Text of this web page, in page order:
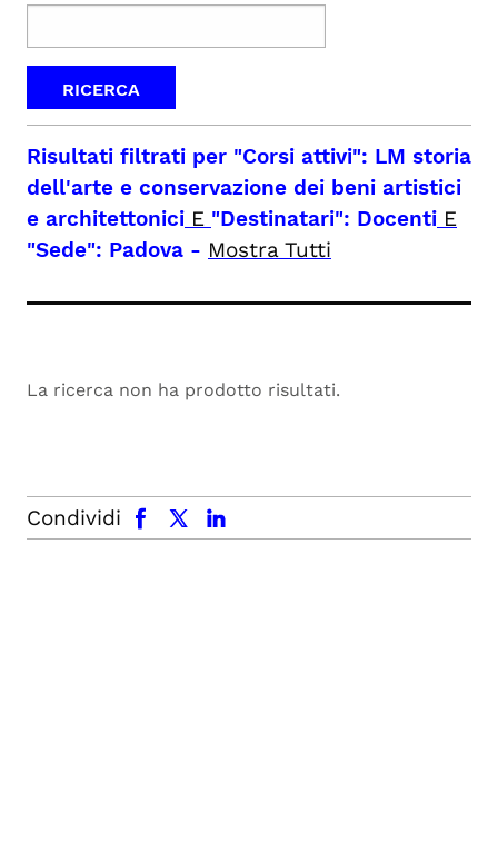
Risultati filtrati per "Corsi attivi": LM storia
dell'arte e conservazione dei beni artistici
e architettonici E "Destinatari": Docenti E
"Sede": Padova - Mostra Tutti
La ricerca non ha prodotto risultati.
Condividi
facebook x.com linkedin